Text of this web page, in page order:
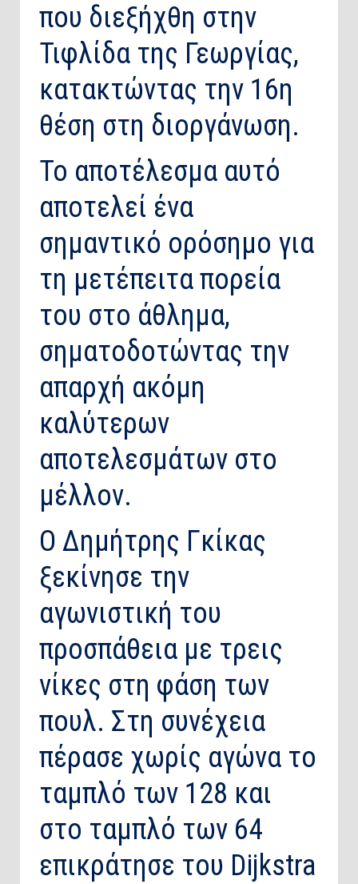
που διεξήχθη στην
Τιφλίδα της Γεωργίας,
κατακτώντας την 16η
θέση στη διοργάνωση.
Το αποτέλεσμα αυτό
αποτελεί ένα
σημαντικό ορόσημο για
τη μετέπειτα πορεία
του στο άθλημα,
σηματοδοτώντας την
απαρχή ακόμη
καλύτερων
αποτελεσμάτων στο
μέλλον.
Ο Δημήτρης Γκίκας
ξεκίνησε την
αγωνιστική του
προσπάθεια με τρεις
νίκες στη φάση των
πουλ. Στη συνέχεια
πέρασε χωρίς αγώνα το
ταμπλό των 128 και
στο ταμπλό των 64
επικράτησε του Dijkstra